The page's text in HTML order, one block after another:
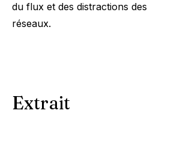
du flux et des distractions des
réseaux.​
Extrait